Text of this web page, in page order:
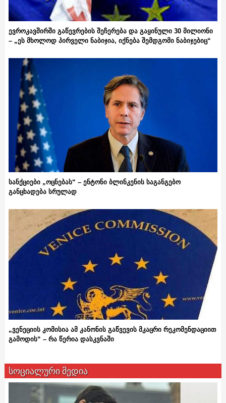
ევროკავშირში გაწევრების შეჩერება და გაყინული 30 მილიონი
– „ეს მხოლოდ პირველი ნაბიჯია, იქნება შემდგომი ნაბიჯებიც“
სანქციები „ოცნებას“ – ენტონი ბლინკენის საგანგებო
განცხადება სრულად
„ვენეციის კომისია ამ კანონის გაწვევის მკაცრი რეკომენდაციით
გამოდის“ – რა წერია დასკვნაში
სოციალური მედია